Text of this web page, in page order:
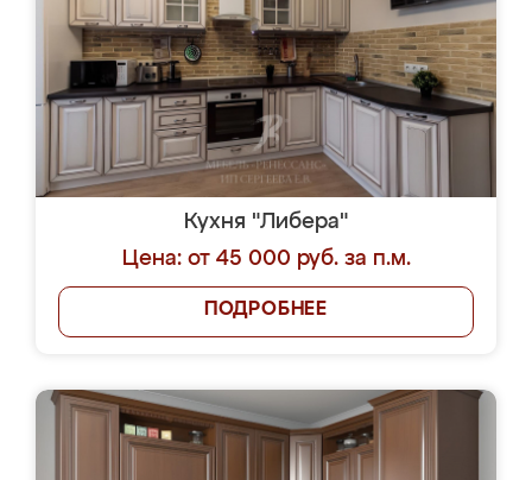
Кухня "Либера"
Цена: от 45 000 руб. за п.м.
ПОДРОБНЕЕ